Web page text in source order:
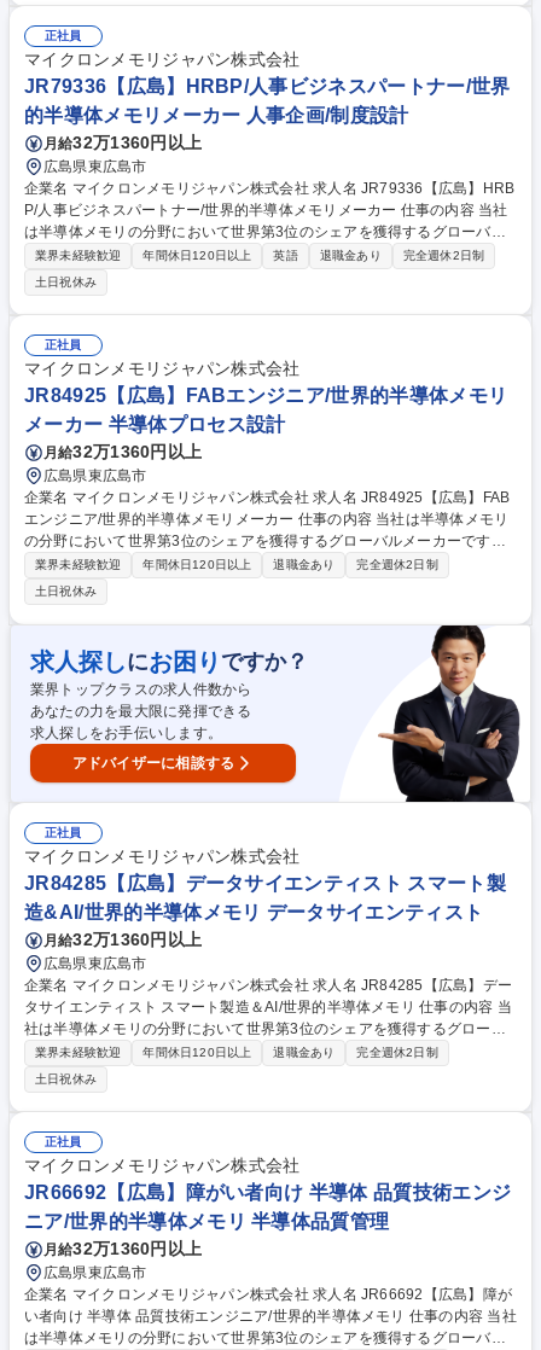
テクチャの定義■長距離インターコネクトおよび大規模アレイトポロジ向
けクロック/データタイミングスキームの定義と分析。タイミング調整およ
びスキュー管理戦略の主導■主要ブロックインターフェース仕様につい
て、プロジェクト統合チームおよび設計内の他機能チームと協議する など
募集職種 JR91784【広島】半導体主任設計エンジニア/世界的半導体メモ
リメーカー
正社員
マイクロンメモリジャパン株式会社
JR79336【広島】HRBP/人事ビジネスパートナー/世界
的半導体メモリメーカー 人事企画/制度設計
月給32万1360円以上
広島県東広島市
企業名 マイクロンメモリジャパン株式会社 求人名 JR79336【広島】HRB
P/人事ビジネスパートナー/世界的半導体メモリメーカー 仕事の内容 当社
は半導体メモリの分野において世界第3位のシェアを獲得するグローバル
メーカーです。今回は、そんな当社の人事ビジネスパートナーとして、下
記の業務をお任せ致します。 【詳細】■戦略的パートナーシップ＆リーダ
ーシップ支援 ■人事プログラムの実施と推進 ■人事オペレーショナルエク
セレンス＆アナリティクス ■コミュニケーション＆文化構築 ■人材管理・
労使関係 募集職種 JR79336【広島】HRBP/人事ビジネスパートナー/世界
的半導体メモリメーカー
業界未経験歓迎 年間休日120日以上 英語 退職金あり
完全週休2日制
土日祝休み
正社員
マイクロンメモリジャパン株式会社
JR84925【広島】FABエンジニア/世界的半導体メモリ
メーカー 半導体プロセス設計
月給32万1360円以上
広島県東広島市
企業名 マイクロンメモリジャパン株式会社 求人名 JR84925【広島】FAB
エンジニア/世界的半導体メモリメーカー 仕事の内容 当社は半導体メモリ
の分野において世界第3位のシェアを獲得するグローバルメーカーです。
今回は、そんな当社のFABエンジニアとして、下記の業務をお任せ致しま
す。 【詳細】■プロセス条件と技術の確立・改善 ■プロセス能力の向上と
生産コストの削減 ■プロセス管理プロジェクトの確立と修正 ■各種半導体
装置のプロセスパラメータ設定 ■新規装置／材料の評価、推進、計画立案
■異常分析と改善 募集職種 JR84925【広島】FABエンジニア/世界的半導
体メモリメーカー
業界未経験歓迎 年間休日120日以上 退職金あり
完全週休2日制
土日祝休み
求人探しにお困り ですか？
業界トップクラスの求人件数から
あなたの力を最大限に発揮できる
求人探しをお手伝いします。
アドバイザーに相談する
正社員
マイクロンメモリジャパン株式会社
JR84285【広島】データサイエンティスト スマート製
造&AI/世界的半導体メモリ データサイエンティスト
月給32万1360円以上
広島県東広島市
企業名 マイクロンメモリジャパン株式会社 求人名 JR84285【広島】デー
タサイエンティスト スマート製造＆AI/世界的半導体メモリ 仕事の内容 当
社は半導体メモリの分野において世界第3位のシェアを獲得するグローバ
ルメーカーです。今回は、そんな当社のデータサイエンティストとして、
下記の業務をお任せ致します。 【詳細】■経験豊富なデータサイエンティ
スト、データエンジニア、事業領域エンジニア、UXチームと連携し、デ
ータ分析プロジェクトや既存ツールの改善に向けた課題や疑問点を特定 ■
複数の異種ソースから得られる大規模データセットをクリーニング、統
合、評価するためのソフトウェアプログラム、アルゴリズム、自動化プロ
セスの開発を支援 募集職種 JR84285【広島】データサイエンティスト ス
マート製造＆AI/世界的半導体メモリ
業界未経験歓迎 年間休日120日以上 退職金あり
完全週休2日制
土日祝休み
正社員
マイクロンメモリジャパン株式会社
JR66692【広島】障がい者向け 半導体 品質技術エンジ
ニア/世界的半導体メモリ 半導体品質管理
月給32万1360円以上
広島県東広島市
企業名 マイクロンメモリジャパン株式会社 求人名 JR66692【広島】障が
い者向け 半導体 品質技術エンジニア/世界的半導体メモリ 仕事の内容 当社
は半導体メモリの分野において世界第3位のシェアを獲得するグローバル